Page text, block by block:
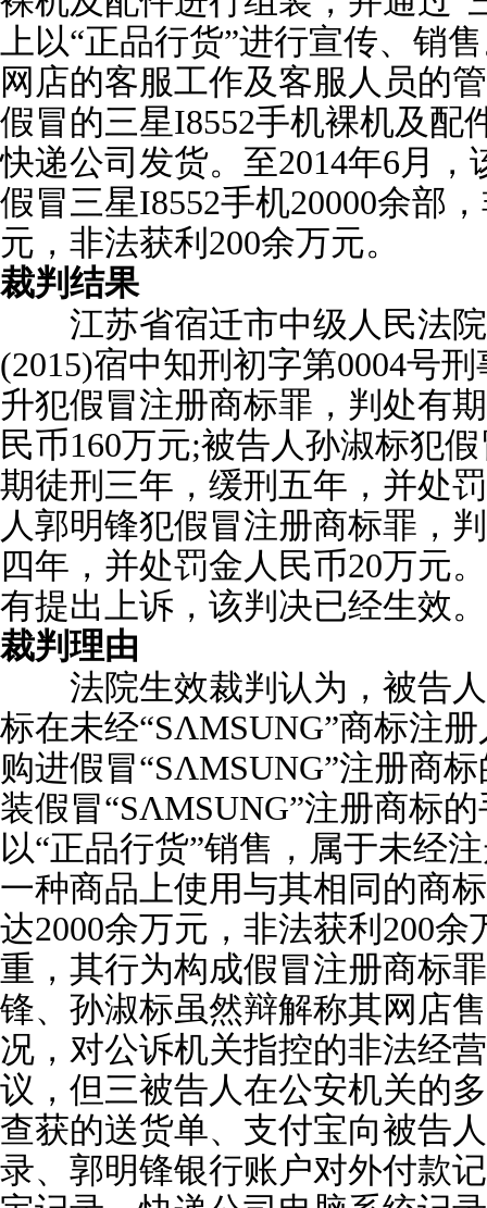
上以“正品行货”进行宣传、销
网店的客服工作及客服人员的
假冒的三星I8552手机裸机及配
快递公司发货。至2014年6月
假冒三星I8552手机20000余部
元，非法获利200余万元。
裁判结果
江苏省宿迁市中级人民法院
(2015)宿中知刑初字第0004号
升犯假冒注册商标罪，判处有
民币160万元;被告人孙淑标犯
期徒刑三年，缓刑五年，并处
人郭明锋犯假冒注册商标罪，
四年，并处罚金人民币20万元
有提出上诉，该判决已经生效。
裁判理由
法院生效裁判认为，被告人
标在未经“SΛMSUNG”商标注
购进假冒“SΛMSUNG”注册商
装假冒“SΛMSUNG”注册商标
以“正品行货”销售，属于未经
一种商品上使用与其相同的商
达2000余万元，非法获利200
重，其行为构成假冒注册商标
锋、孙淑标虽然辩解称其网店
况，对公诉机关指控的非法经
议，但三被告人在公安机关的
查获的送货单、支付宝向被告
录、郭明锋银行账户对外付款